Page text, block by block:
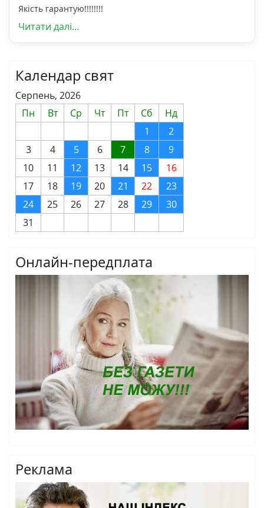
Якість гарантую!!!!!!!!
Читати далі...
Календар свят
Серпень, 2026
Пн
Вт Ср Чт Пт Сб
Нд
1
2
3
4 5 6 7 8
9
10
11 12 13 14 15
16
17
18 19 20 21 22
23
24
25 26 27 28 29
30
31
Онлайн-передплата
Реклама